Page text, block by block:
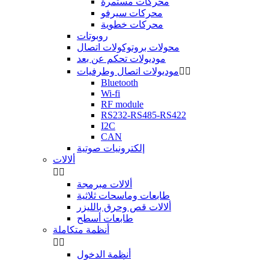
محركات سيرفو
محركات خطوية
روبوتات
محولات بروتوكولات اتصال
موديولات تحكم عن بعد
موديولات اتصال وطرفيات 
Bluetooth
Wi-fi
RF module
RS232-RS485-RS422
I2C
CAN
إلكترونيات صوتية
ألالات
 
ألالات مبرمجة
طابعات وماسحات ثلاثية
ألالات قص وحرق بالليزر
طابعات أسطح
أنظمة متكاملة
 
أنظمة الدخول